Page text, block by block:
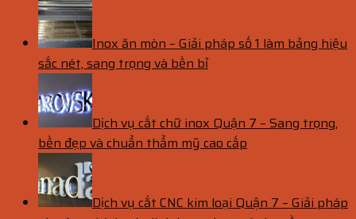
Inox ăn mòn – Giải pháp số 1 làm bảng hiệu
sắc nét, sang trọng và bền bỉ
Dịch vụ cắt chữ inox Quận 7 – Sang trọng,
bền đẹp và chuẩn thẩm mỹ cao cấp
Dịch vụ cắt CNC kim loại Quận 7 – Giải pháp